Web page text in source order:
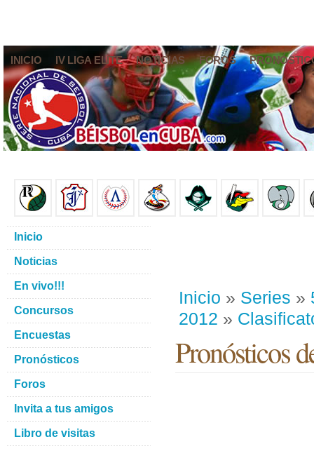
INICIO IV LIGA ELITE NOTICIAS FOROS
Inicio » Series »
2012 »
Pronósticos
Inicio
Noticias
En vivo!!!
Concursos
Encuestas
Pronósticos
Foros
Invita a tus amigos
Libro de visitas